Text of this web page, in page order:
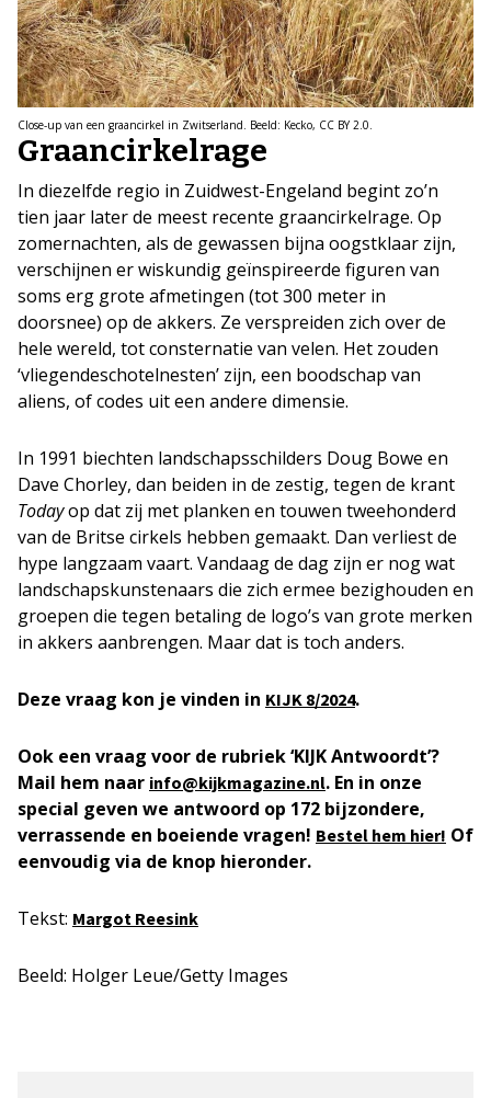
Close-up van een graancirkel in Zwitserland. Beeld: Kecko, CC BY 2.0.
Graancirkelrage
In diezelfde regio in Zuidwest-Engeland begint zo’n
tien jaar later de meest recente graancirkelrage. Op
zomernachten, als de gewassen bijna oogstklaar zijn,
verschijnen er wiskundig geïnspireerde figuren van
soms erg grote afmetingen (tot 300 meter in
doorsnee) op de akkers. Ze verspreiden zich over de
hele wereld, tot consternatie van velen. Het zouden
‘vliegendeschotelnesten’ zijn, een boodschap van
aliens, of codes uit een andere dimensie.
In 1991 biechten landschapsschilders Doug Bowe en
Dave Chorley, dan beiden in de zestig, tegen de krant
Todayop dat zij met planken en touwen tweehonderd
van de Britse cirkels hebben gemaakt. Dan verliest de
hype langzaam vaart. Vandaag de dag zijn er nog wat
landschapskunstenaars die zich ermee bezighouden en
groepen die tegen betaling de logo’s van grote merken
in akkers aanbrengen. Maar dat is toch anders.
Deze vraag kon je vinden in KIJK 8/2024.
Ook een vraag voor de rubriek ‘KIJK Antwoordt’?
Mail hem naar info@kijkmagazine.nl. En in onze
special geven we antwoord op 172 bijzondere,
verrassende en boeiende vragen! Bestel hem hier! Of
eenvoudig via de knop hieronder.
Tekst: Margot Reesink
Beeld: Holger Leue/Getty Images